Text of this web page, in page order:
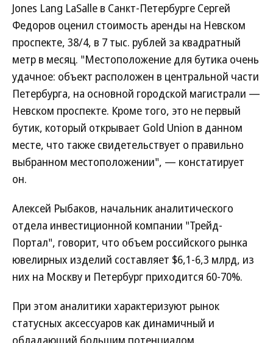
Jones Lang LaSalle в Санкт-Петербурге Сергей
Федоров оценил стоимость аренды на Невском
проспекте, 38/4, в 7 тыс. рублей за квадратный
метр в месяц. "Местоположение для бутика очень
удачное: объект расположен в центральной части
Петербурга, на основной городской магистрали —
Невском проспекте. Кроме того, это не первый
бутик, который открывает Gold Union в данном
месте, что также свидетельствует о правильно
выбранном местоположении", — констатирует
он.
Алексей Рыбаков, начальник аналитического
отдела инвестиционной компании "Трейд-
Портал", говорит, что объем российского рынка
ювелирных изделий составляет $6,1-6,3 млрд, из
них на Москву и Петербург приходится 60-70%.
При этом аналитики характеризуют рынок
статусных аксессуаров как динамичный и
обладающий большим потенциалом.